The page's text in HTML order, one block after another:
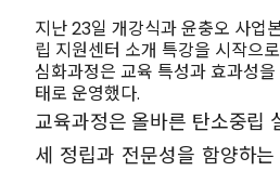
지난 23일 개강식과 윤충오 사업
립 지원센터 소개 특강을 시작으
심화과정은 교육 특성과 효과성
태로 운영했다.
교육과정은 올바른 탄소중립
세 정립과 전문성을 함양하